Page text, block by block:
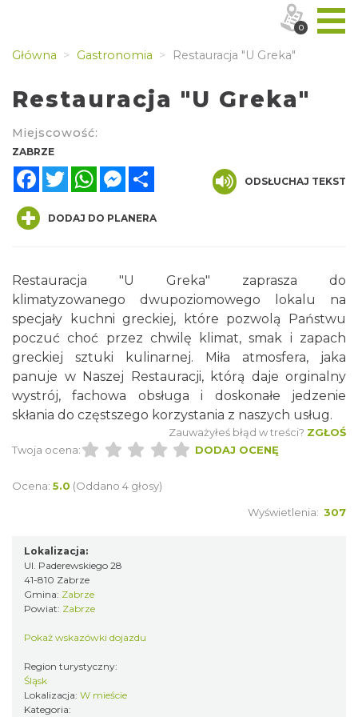
Główna Gastronomia Restauracja "U Greka"
Restauracja "U Greka"
Miejscowość:
ZABRZE
FacebookTwitterWhatsAppMessenger
ODSŁUCHAJ TEKST
DODAJ DO PLANERA
Restauracja "U Greka" zaprasza do
klimatyzowanego dwupoziomowego lokalu na
specjały kuchni greckiej, które pozwolą Państwu
poczuć choć przez chwilę klimat, smak i zapach
greckiej sztuki kulinarnej. Miła atmosfera, jaka
panuje w Naszej Restauracji, którą daje orginalny
wystrój, fachowa obsługa i doskonałe jedzenie
skłania do częstszego korzystania z naszych usług.
Zauważyłeś błąd w treści? ZGŁOŚ
Twoja ocena:
DODAJ OCENĘ
Ocena: 5.0 (Oddano 4 głosy)
Wyświetlenia: 307
Lokalizacja:
Ul. Paderewskiego 28
41-810 Zabrze
Gmina: Zabrze
Powiat: Zabrze
Pokaż wskazówki dojazdu
Region turystyczny:
Śląsk
Lokalizacja: W mieście
Kategoria:
0